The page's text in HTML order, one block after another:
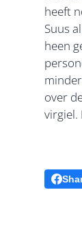
heeft
Suus
heen
over
virgiel.